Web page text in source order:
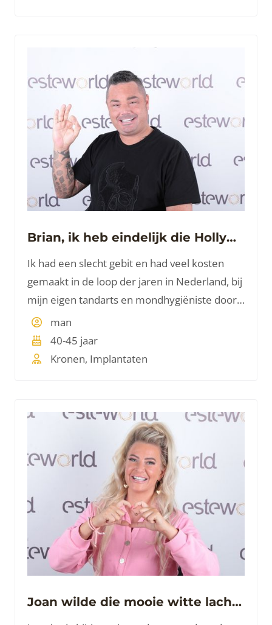
Brian, ik heb eindelijk die Hollywood Smile
Ik had een slecht gebit en had veel kosten
gemaakt in de loop der jaren in Nederland, bij
mijn eigen tandarts en mondhygiëniste door
jarenlange behandelingen, problemen met
tanden door medicatie gebruik, en wat
behoorlijk in de papieren is gelopen.
man
40-45 jaar
Kronen, Implantaten
Joan wilde die mooie witte lach terug